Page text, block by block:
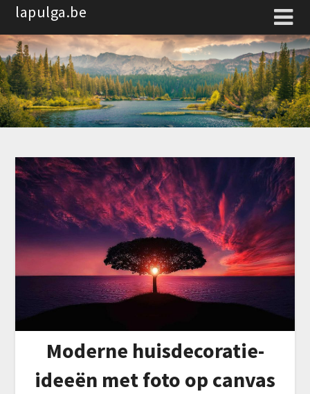
Spring
de
inhoud
lapulga.be
Moderne huisdecoratie-
ideeën met foto op canvas